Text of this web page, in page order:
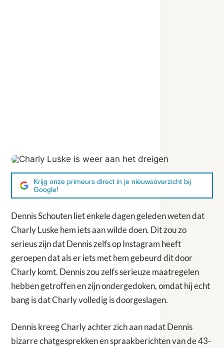
Krijg onze primeurs direct in je nieuwsoverzicht bij
Google!
Dennis Schouten liet enkele dagen geleden weten dat
Charly Luske hem iets aan wilde doen. Dit zou zo
serieus zijn dat Dennis zelfs op Instagram heeft
geroepen dat als er iets met hem gebeurd dit door
Charly komt. Dennis zou zelfs serieuze maatregelen
hebben getroffen en zijn ondergedoken, omdat hij echt
bang is dat Charly volledig is doorgeslagen.
Dennis kreeg Charly achter zich aan nadat Dennis
bizarre chatgesprekken en spraakberichten van de 43-